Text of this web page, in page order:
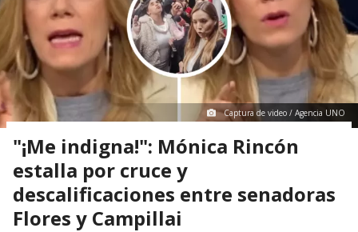
Captura de video / Agencia UNO
"¡Me indigna!": Mónica Rincón
estalla por cruce y
descalificaciones entre senadoras
Flores y Campillai